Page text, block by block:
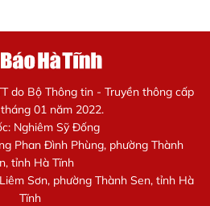
do Bộ Thông tin - Truyền thông cấp
01 năm 2022.
Nghiêm Sỹ Đống
Phan Đình Phùng, phường Thành
tỉnh Hà Tĩnh
Sơn, phường Thành Sen, tỉnh Hà
Tĩnh